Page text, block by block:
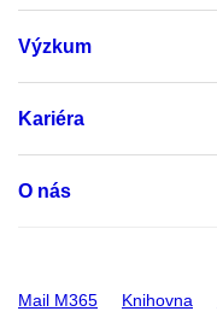
Výzkum
Kariéra
O nás
Mail M365 Knihovna